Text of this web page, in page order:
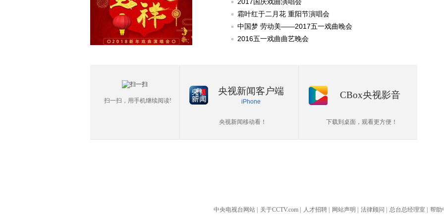
霜叶红于二月花 重阳节演唱会
中国梦 劳动美——2017五一戏曲晚会
2016五一戏曲曲艺晚会
扫一扫，用手机继续阅读!
央视新闻客户端
iPhone
央视新闻移动看！
CBox央视影音
下载到桌面，观看更方便！
中央电视台网站 关于CCTV.com 人才招聘 网站声明 法律顾问 总台总经理室 帮助